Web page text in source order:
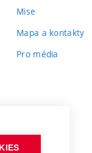
Mise
Mapa a kontakty
Pro média